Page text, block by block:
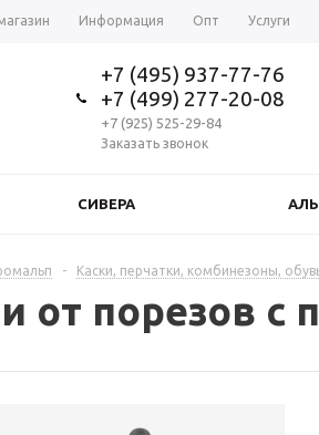
Информация Опт Услуги
+7 (495) 937-77-76
+7 (499) 277-20-08
+7 (925) 525-29-84
Заказать звонок
СИВЕРА
- Каски, перчатки, комбинезоны,
от порезов с